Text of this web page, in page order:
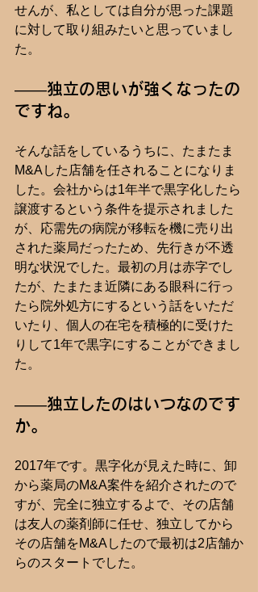
せんが、私としては自分が思った課題
に対して取り組みたいと思っていまし
た。
――独立の思いが強くなったの
ですね。
そんな話をしているうちに、たまたま
M&Aした店舗を任されることになりま
した。会社からは1年半で黒字化したら
譲渡するという条件を提示されました
が、応需先の病院が移転を機に売り出
された薬局だったため、先行きが不透
明な状況でした。最初の月は赤字でし
たが、たまたま近隣にある眼科に行っ
たら院外処方にするという話をいただ
いたり、個人の在宅を積極的に受けた
りして1年で黒字にすることができまし
た。
――独立したのはいつなのです
か。
2017年です。黒字化が見えた時に、卸
から薬局のM&A案件を紹介されたので
すが、完全に独立するよで、その店舗
は友人の薬剤師に任せ、独立してから
その店舗をM&Aしたので最初は2店舗か
らのスタートでした。